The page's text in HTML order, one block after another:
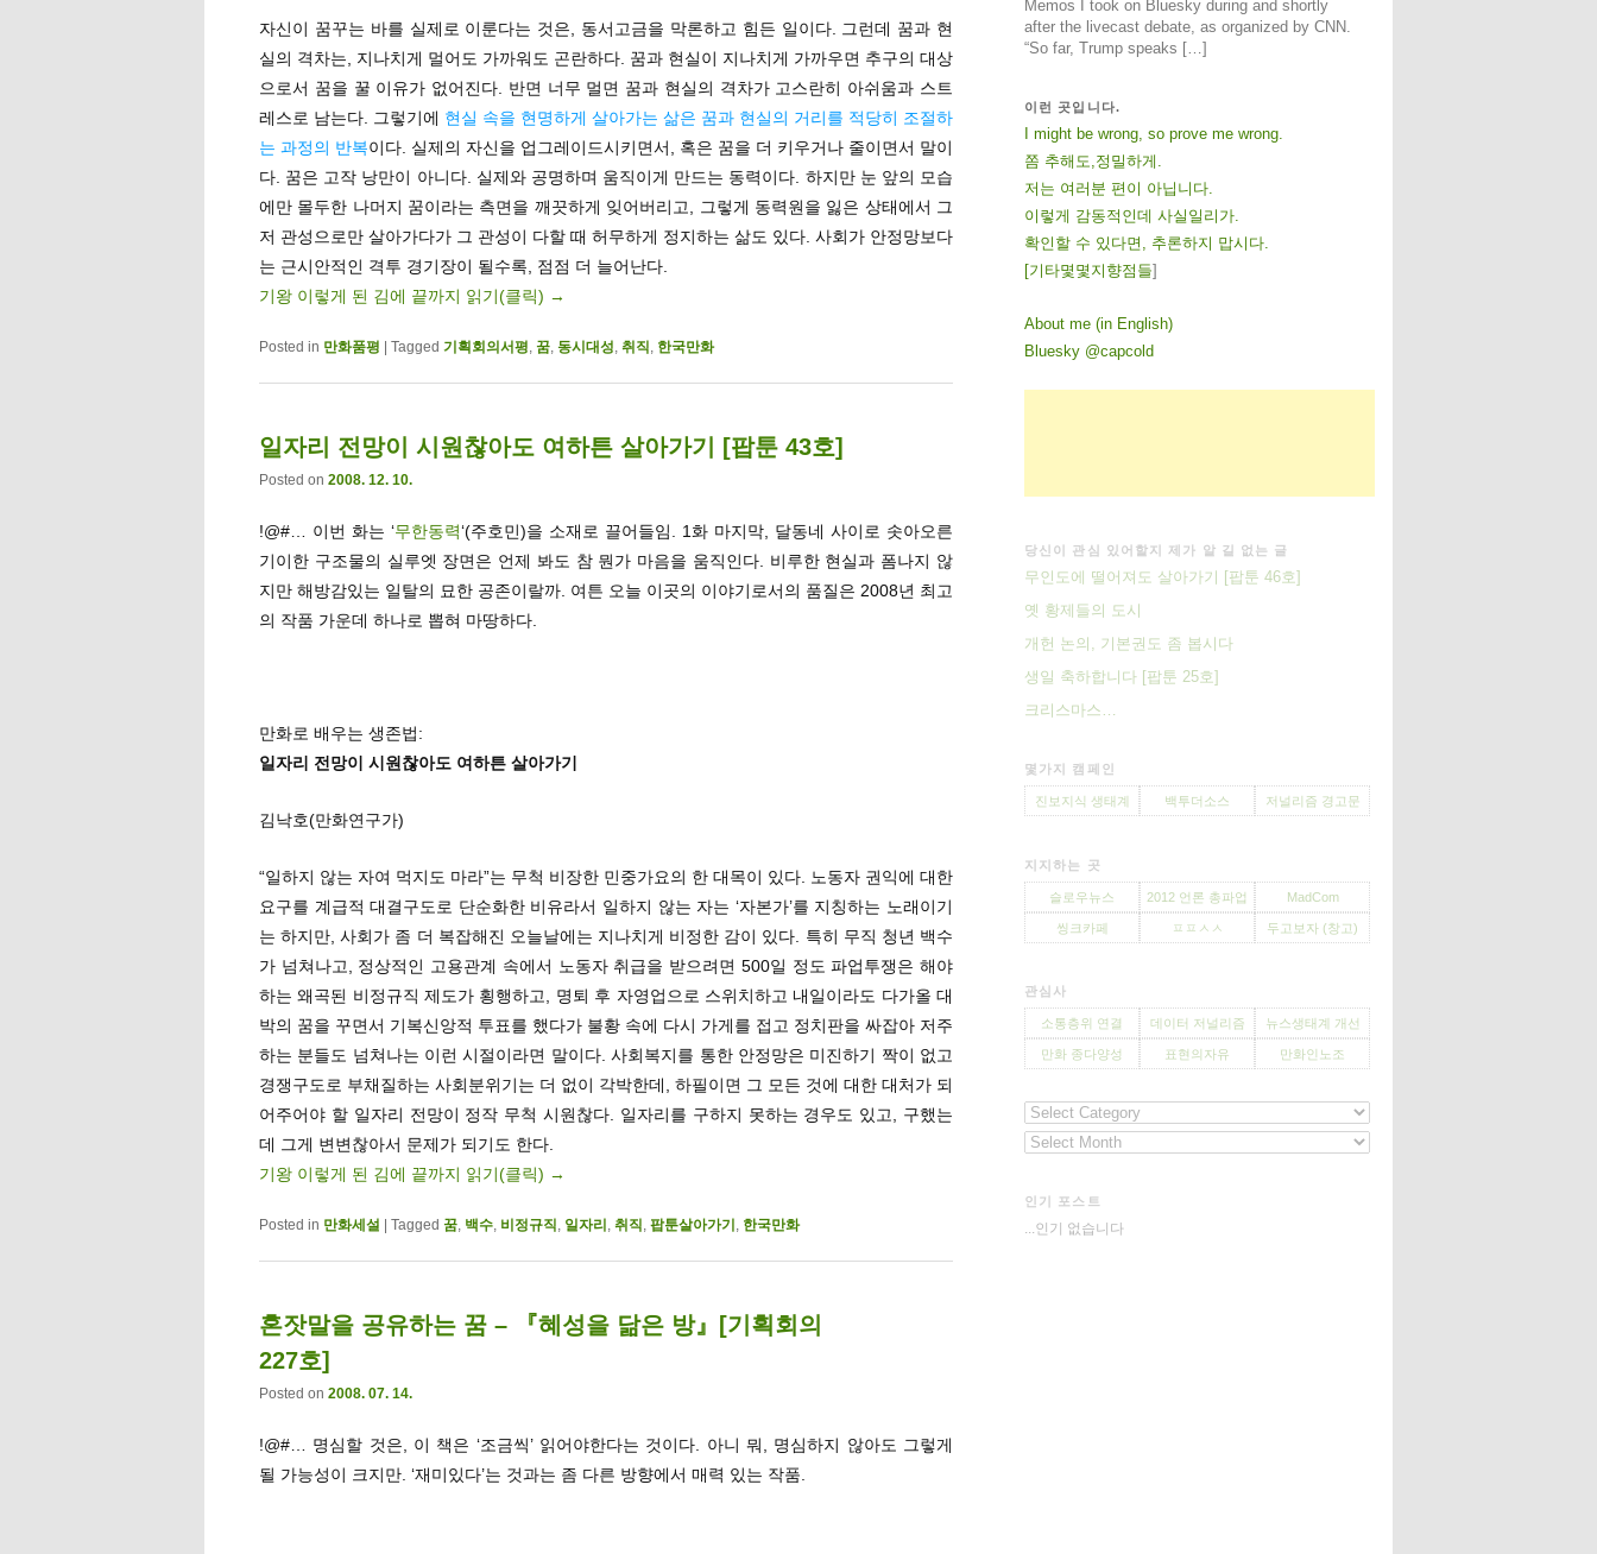
자신이 꿈꾸는 바를 실제로 이룬다는 것은, 동서고금을 막론하고 힘든 일이다. 그런데 꿈과 현
실의 격차는, 지나치게 멀어도 가까워도 곤란하다. 꿈과 현실이 지나치게 가까우면 추구의 대상
으로서 꿈을 꿀 이유가 없어진다. 반면 너무 멀면 꿈과 현실의 격차가 고스란히 아쉬움과 스트
레스로 남는다. 그렇기에 현실 속을 현명하게 살아가는 삶은 꿈과 현실의 거리를 적당히 조절하
는 과정의 반복이다. 실제의 자신을 업그레이드시키면서, 혹은 꿈을 더 키우거나 줄이면서 말이
다. 꿈은 고작 낭만이 아니다. 실제와 공명하며 움직이게 만드는 동력이다. 하지만 눈 앞의 모습
에만 몰두한 나머지 꿈이라는 측면을 깨끗하게 잊어버리고, 그렇게 동력원을 잃은 상태에서 그
저 관성으로만 살아가다가 그 관성이 다할 때 허무하게 정지하는 삶도 있다. 사회가 안정망보다
는 근시안적인 격투 경기장이 될수록, 점점 더 늘어난다.
기왕 이렇게 된 김에 끝까지 읽기(클릭) →
Posted in 만화품평 | Tagged 기획회의서평 꿈 동시대성 취직 한국만화
일자리 전망이 시원찮아도 여하튼 살아가기 [팝툰 43호]
Posted on 2008. 12. 10.
!@#… 이번 화는 ‘무한동력‘(주호민)을 소재로 끌어들임. 1화 마지막, 달동네 사이로 솟아오른
기이한 구조물의 실루엣 장면은 언제 봐도 참 뭔가 마음을 움직인다. 비루한 현실과 폼나지 않
지만 해방감있는 일탈의 묘한 공존이랄까. 여튼 오늘 이곳의 이야기로서의 품질은 2008년 최고
의 작품 가운데 하나로 뽑혀 마땅하다.
만화로 배우는 생존법:
일자리 전망이 시원찮아도 여하튼 살아가기
김낙호(만화연구가)
“일하지 않는 자여 먹지도 마라”는 무척 비장한 민중가요의 한 대목이 있다. 노동자 권익에 대한
요구를 계급적 대결구도로 단순화한 비유라서 일하지 않는 자는 ‘자본가’를 지칭하는 노래이기
는 하지만, 사회가 좀 더 복잡해진 오늘날에는 지나치게 비정한 감이 있다. 특히 무직 청년 백수
가 넘쳐나고, 정상적인 고용관계 속에서 노동자 취급을 받으려면 500일 정도 파업투쟁은 해야
하는 왜곡된 비정규직 제도가 횡행하고, 명퇴 후 자영업으로 스위치하고 내일이라도 다가올 대
박의 꿈을 꾸면서 기복신앙적 투표를 했다가 불황 속에 다시 가게를 접고 정치판을 싸잡아 저주
하는 분들도 넘쳐나는 이런 시절이라면 말이다. 사회복지를 통한 안정망은 미진하기 짝이 없고
경쟁구도로 부채질하는 사회분위기는 더 없이 각박한데, 하필이면 그 모든 것에 대한 대처가 되
어주어야 할 일자리 전망이 정작 무척 시원찮다. 일자리를 구하지 못하는 경우도 있고, 구했는
데 그게 변변찮아서 문제가 되기도 한다.
기왕 이렇게 된 김에 끝까지 읽기(클릭) →
Posted in 만화세설 | Tagged 꿈 백수 비정규직 일자리 취직 팝툰살아가기 한국만화
혼잣말을 공유하는 꿈 – 『혜성을 닮은 방』[기획회의
227호]
Posted on 2008. 07. 14.
!@#… 명심할 것은, 이 책은 ‘조금씩’ 읽어야한다는 것이다. 아니 뭐, 명심하지 않아도 그렇게
될 가능성이 크지만. ‘재미있다’는 것과는 좀 다른 방향에서 매력 있는 작품.
Memos I took on Bluesky during and shortly
after the livecast debate, as organized by CNN.
“So far, Trump speaks […]
이런 곳입니다.
I might be wrong, so prove me wrong.
쫌 추해도,정밀하게.
저는 여러분 편이 아닙니다.
이렇게 감동적인데 사실일리가.
확인할 수 있다면, 추론하지 맙시다.
[기 타몇 몇 지 향점 들]
About me (in English)
Bluesky @capcold
당신이 관심 있어할지 제가 알 길 없는 글
무인도에 떨어져도 살아가기 [팝툰 46호]
옛 황제들의 도시
개헌 논의, 기본권도 좀 봅시다
생일 축하합니다 [팝툰 25호]
크리스마스…
몇가지 캠페인
진보지식 생태계 백투더소스 저널리즘 경고문
지지하는 곳
슬로우뉴스 2012 언론 총파업 MadCom
씽크카페 ㅍㅍㅅㅅ 두고보자 (창고)
관심사
소통층위 연결 데이터 저널리즘 뉴스생태계 개선
만화 종다양성 표현의자유 만화인노조
인기 포스트
...인기 없습니다